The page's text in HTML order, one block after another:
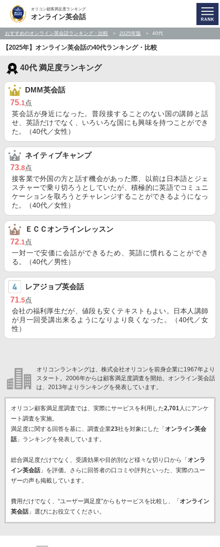
オリコン顧客満足度ランキング
オンライン英会話
おすすめのオンライン英会話ランキング・比較 2025年版 40代
【2025年】オンライン英会話の40代ランキング・比較
40代 満足度ランキング
DMM英会話
75.1点
英会話が身近になった。普段接することのない国の講師と話
せ、英語だけでなく、いろいろな国にも興味を持つことができ
た。（40代／女性）
ネイティブキャンプ
73.8点
接客業で外国の方と話す機会があった際、以前は日本語とジェ
スチャーで乗り切ろうとしていたが、積極的に英語でコミュニ
ケーションを取ろうとチャレンジすることができるようになっ
た。（40代／女性）
ＥＣＣオンラインレッスン
72.1点
一対一で安価に会話ができるため、英語に慣れることができ
る。（40代／男性）
レアジョブ英会話
71.5点
会社の福利厚生だが、値段も安くテキストもよい。日本人講師
が月一回受講出来るようになりより良くなった。（40代／女
性）
オリコンランキングは、株式会社オリコンを前身企業に1967年より
スタート。2006年からは顧客満足度調査を開始。オンライン英会話
は、2013年よりランキングを発表しています。
オリコン顧客満足度調査では、実際にサービスを利用した2,701人にアンケ
ート調査を実施。
満足度に関する回答を基に、調査企業23社を対象にした「 オンライン英会
話」ランキングを発表しています。
総合満足度だけでなく、受講効果や目的別など様々な切り口から「 オンラ
イン英会話」を評価。さらに回答者の口コミや評判といった、実際のユー
ザーの声も掲載しています。
費用だけでなく、“ユーザー満足度”からもサービスを比較し、「 オンライン
英会話」選びにお役立てください。